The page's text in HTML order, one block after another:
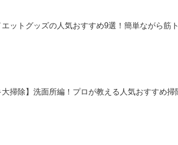
ットグッズの人気おすすめ9選！簡単ながら筋
大掃除】洗面所編！プロが教える人気おすすめ